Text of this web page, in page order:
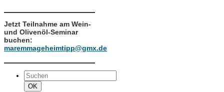
Jetzt Teilnahme am Wein-
und Olivenöl-Seminar
buchen:
maremmageheimtipp@gmx.de
Suchen
nach:
Suchen
OK